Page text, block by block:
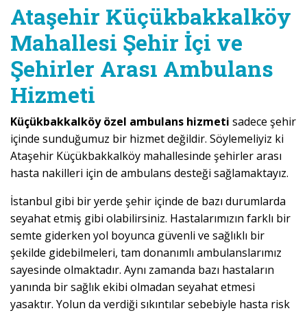
Ataşehir Küçükbakkalköy
Mahallesi Şehir İçi ve
Şehirler Arası Ambulans
Hizmeti
Küçükbakkalköy özel ambulans hizmeti sadece şehir
içinde sunduğumuz bir hizmet değildir. Söylemeliyiz ki
Ataşehir Küçükbakkalköy mahallesinde şehirler arası
hasta nakilleri için de ambulans desteği sağlamaktayız.
İstanbul gibi bir yerde şehir içinde de bazı durumlarda
seyahat etmiş gibi olabilirsiniz. Hastalarımızın farklı bir
semte giderken yol boyunca güvenli ve sağlıklı bir
şekilde gidebilmeleri, tam donanımlı ambulanslarımız
sayesinde olmaktadır. Aynı zamanda bazı hastaların
yanında bir sağlık ekibi olmadan seyahat etmesi
yasaktır. Yolun da verdiği sıkıntılar sebebiyle hasta risk